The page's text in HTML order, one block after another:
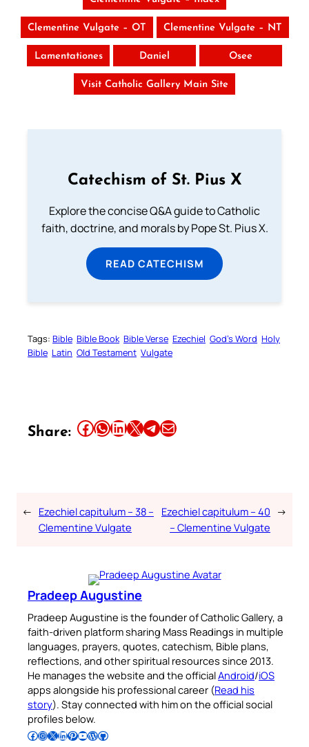
Clementine Vulgate – OT Clementine Vulgate – NT
Lamentationes Daniel Osee
Visit Catholic Gallery Main Site
Catechism of St. Pius X
Explore the concise Q&A guide to Catholic
faith, doctrine, and morals by Pope St. Pius X.
READ CATECHISM
Tags: Bible Bible Book Bible Verse Ezechiel God’s Word Holy
Bible Latin Old Testament Vulgate
Share: Share this article on Facebook Share this article on WhatsApp Share this article on LinkedIn Share this article on X Share this article on TelegramEmail this Article
← Ezechiel capitulum – 38 –
Clementine Vulgate
Ezechiel capitulum – 40
– Clementine Vulgate
→
Pradeep Augustine
Pradeep Augustine is the founder of Catholic Gallery, a
faith-driven platform sharing Mass Readings in multiple
languages, prayers, quotes, catechism, Bible plans,
reflections, and other spiritual resources since 2013.
He manages the website and the officialAndroid/iOS
apps alongside his professional career (Read his
story). Stay connected with him on the official social
profiles below.
Follow Pradeep on Facebook Follow Pradeep on InstagramFollow Pradeep on X Follow Pradeep on LinkedIn Follow Pradeep on Pinterest Subscribe to Pradeep’s Youtube Channel Follow Pradeep on WordPress Follow Pradeep on GitHub
Download the Catholic
Gallery app for offline Mass
readings, daily prayers, and
audio Bible — all in one
place.
Available on:
No Thanks